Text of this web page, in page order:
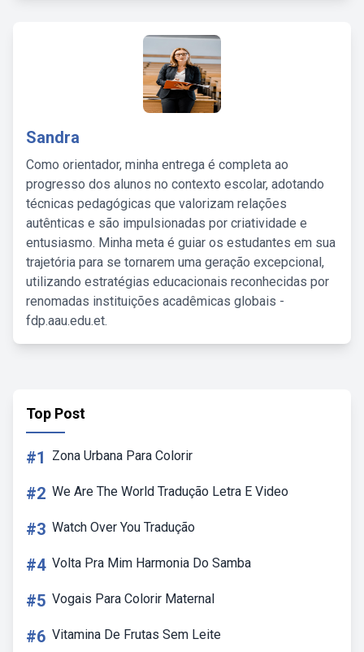
Sandra
Como orientador, minha entrega é completa ao
progresso dos alunos no contexto escolar, adotando
técnicas pedagógicas que valorizam relações
autênticas e são impulsionadas por criatividade e
entusiasmo. Minha meta é guiar os estudantes em sua
trajetória para se tornarem uma geração excepcional,
utilizando estratégias educacionais reconhecidas por
renomadas instituições acadêmicas globais -
fdp.aau.edu.et.
Top Post
#1 Zona Urbana Para Colorir
#2 We Are The World Tradução Letra E Video
#3 Watch Over You Tradução
#4 Volta Pra Mim Harmonia Do Samba
#5 Vogais Para Colorir Maternal
#6 Vitamina De Frutas Sem Leite